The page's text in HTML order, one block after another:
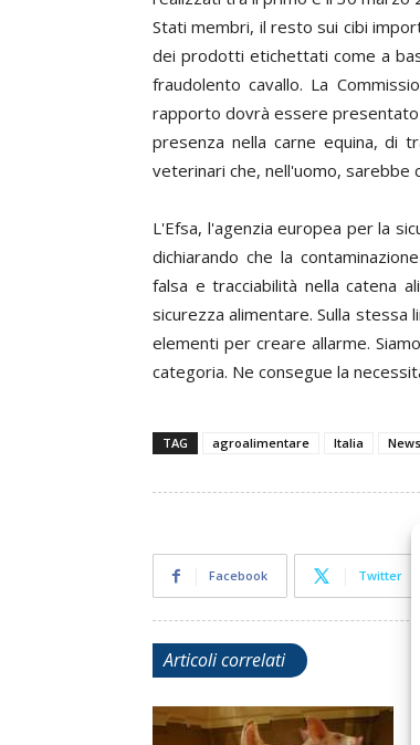
Stati membri, il resto sui cibi
dei prodotti etichettati come a
fraudolento cavallo. La
rapporto dovrà essere
presenza nella carne equina, di
veterinari che, nell'uomo, sarebbe
L'Efsa, l'agenzia europea per la
dichiarando che la
falsa e tracciabilità nella catena
sicurezza alimentare. Sulla stessa
elementi per creare allarme.
categoria. Ne consegue la
TAG agroalimentare Italia News
Facebook Twitter
Articoli correlati